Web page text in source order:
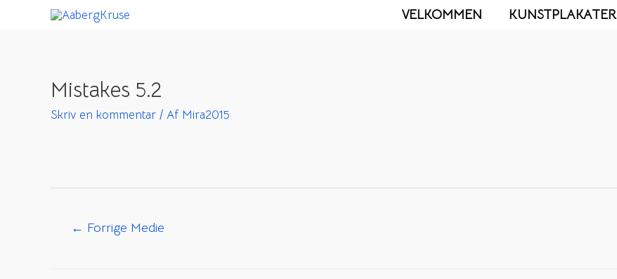
VELKOMMEN KUNSTPLAKATER
Mistakes 5.2
Skriv en kommentar / Af Mira2015
Indlægsnavigation
← Forrige Medie